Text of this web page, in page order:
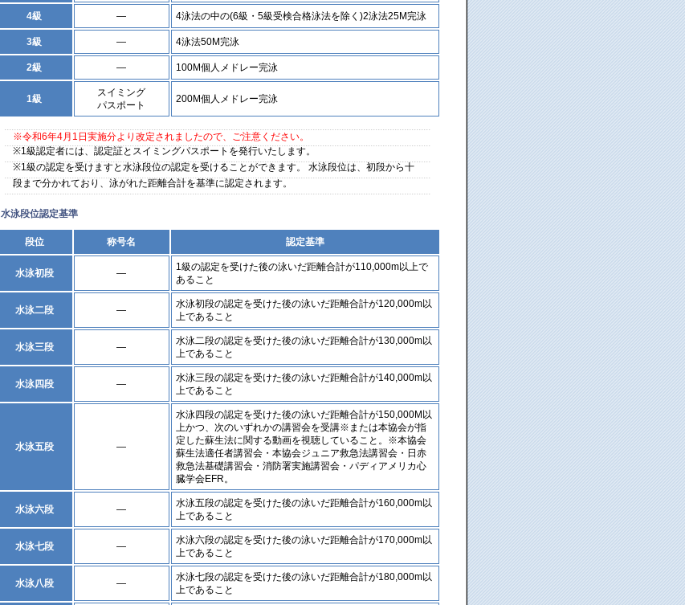
4級 ― 4泳法の中の(6級・5級受検合格泳法を除く)2泳法25M完泳
3級 ― 4泳法50M完泳
2級 ― 100M個人メドレー完泳
1級
スイミング
パスポート
200M個人メドレー完泳
※令和6年4月1日実施分より改定されましたので、ご注意ください。
※1級認定者には、認定証とスイミングパスポートを発行いたします。
※1級の認定を受けますと水泳段位の認定を受けることができます。 水泳段位は、初段から十
段まで分かれており、泳がれた距離合計を基準に認定されます。
水泳段位認定基準
段位 称号名 認定基準
水泳初段 ―
1級の認定を受けた後の泳いだ距離合計が110,000m以上で
あること
水泳二段 ―
水泳初段の認定を受けた後の泳いだ距離合計が120,000m以
上であること
水泳三段 ―
水泳二段の認定を受けた後の泳いだ距離合計が130,000m以
上であること
水泳四段 ―
水泳三段の認定を受けた後の泳いだ距離合計が140,000m以
上であること
水泳五段 ―
水泳四段の認定を受けた後の泳いだ距離合計が150,000M以
上かつ、次のいずれかの講習会を受講※または本協会が指
定した蘇生法に関する動画を視聴していること。※本協会
蘇生法適任者講習会・本協会ジュニア救急法講習会・日赤
救急法基礎講習会・消防署実施講習会・パディアメリカ心
臓学会EFR。
水泳六段 ―
水泳五段の認定を受けた後の泳いだ距離合計が160,000m以
上であること
水泳七段 ―
水泳六段の認定を受けた後の泳いだ距離合計が170,000m以
上であること
水泳八段 ―
水泳七段の認定を受けた後の泳いだ距離合計が180,000m以
上であること